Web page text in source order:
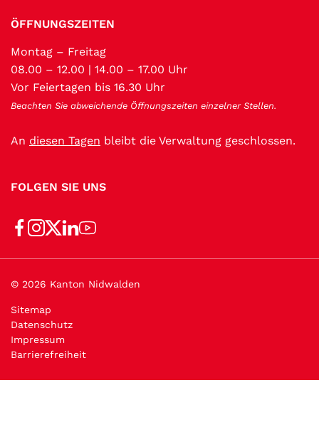
ÖFFNUNGSZEITEN
Montag – Freitag
08.00 – 12.00 | 14.00 – 17.00 Uhr
Vor Feiertagen bis 16.30 Uhr
Beachten Sie abweichende Öffnungszeiten einzelner Stellen.
An diesen Tagen bleibt die Verwaltung geschlossen.
FOLGEN SIE UNS
© 2026 Kanton Nidwalden
Toolbar
Sitemap
Datenschutz
Impressum
Barrierefreiheit